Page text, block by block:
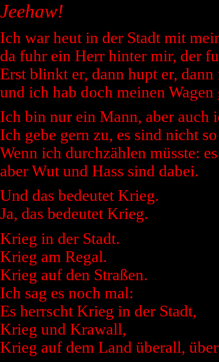
Jeehaw!
Ich war heut in der Stadt mit
da fuhr ein Herr hinter mir, der
Erst blinkt er, dann hupt er,
und ich hab doch meinen
Ich bin nur ein Mann, aber auch
Ich gebe gern zu, es sind nicht
Wenn ich durchzählen müsste:
aber Wut und Hass sind dabei.
Und das bedeutet Krieg.
Ja, das bedeutet Krieg.
Krieg in der Stadt.
Krieg am Regal.
Krieg auf den Straßen.
Ich sag es noch mal:
Es herrscht Krieg in der Stadt,
Krieg und Krawall,
Krieg auf dem Land überall,